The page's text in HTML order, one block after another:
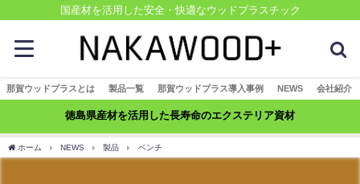
国産材を活用した安全・快適なウッドプラスチック
那賀ウッドプラスとは 製品一覧 那賀ウッドプラス導入事例 NEWS 会社紹介
徳島県産材を活用した長寿命のエクステリア資材
ホーム NEWS 製品 ベンチ